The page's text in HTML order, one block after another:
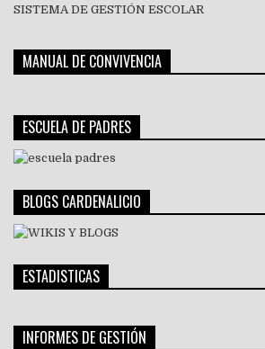
SISTEMA DE GESTIÓN ESCOLAR
MANUAL DE CONVIVENCIA
ESCUELA DE PADRES
BLOGS CARDENALICIO
ESTADISTICAS
INFORMES DE GESTIÓN